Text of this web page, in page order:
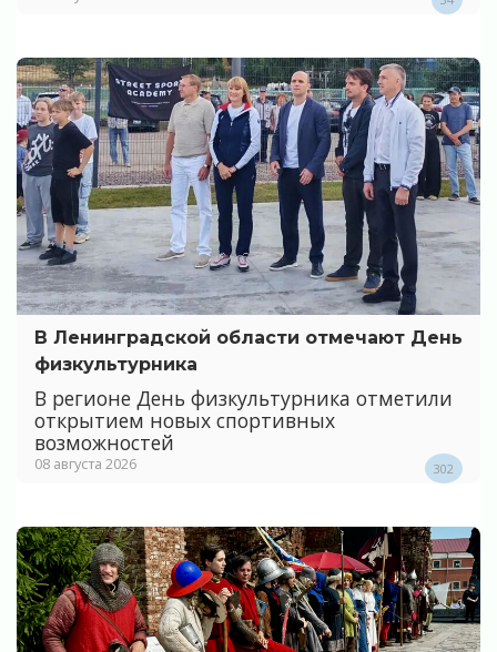
В Ленинградской области отмечают День
физкультурника
В регионе День физкультурника отметили
открытием новых спортивных
возможностей
08 августа 2026 302